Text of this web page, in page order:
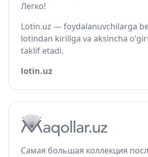
Легко!
Lotin.uz — foydalanuvchilarga
lotindan kirillga va aksincha
taklif etadi.
lotin.uz
Самая большая коллекция